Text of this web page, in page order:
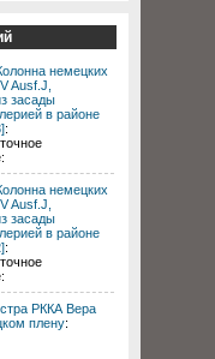
немецких
Ausf.J,
засады
в районе
:
немецких
Ausf.J,
засады
в районе
:
РККА Вера
плену: